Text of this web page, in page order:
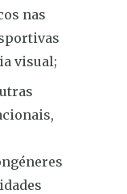
nas
visual;